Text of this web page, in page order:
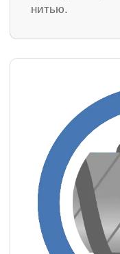
нитью.